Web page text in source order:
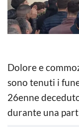
Dolore e
sono tenuti i
26enne
durante una